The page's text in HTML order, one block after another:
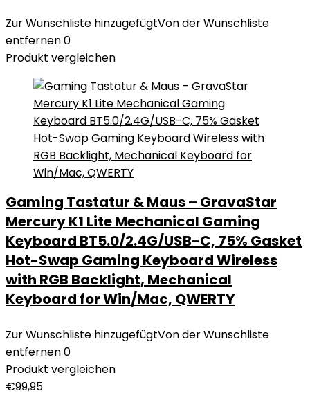
Zur Wunschliste hinzugefügtVon der Wunschliste
entfernen0
Produkt vergleichen
Gaming Tastatur & Maus – GravaStar
Mercury K1 Lite Mechanical Gaming
Keyboard BT5.0/2.4G/USB-C, 75% Gasket
Hot-Swap Gaming Keyboard Wireless
with RGB Backlight, Mechanical
Keyboard for Win/Mac, QWERTY
Zur Wunschliste hinzugefügtVon der Wunschliste
entfernen0
Produkt vergleichen
€99,95